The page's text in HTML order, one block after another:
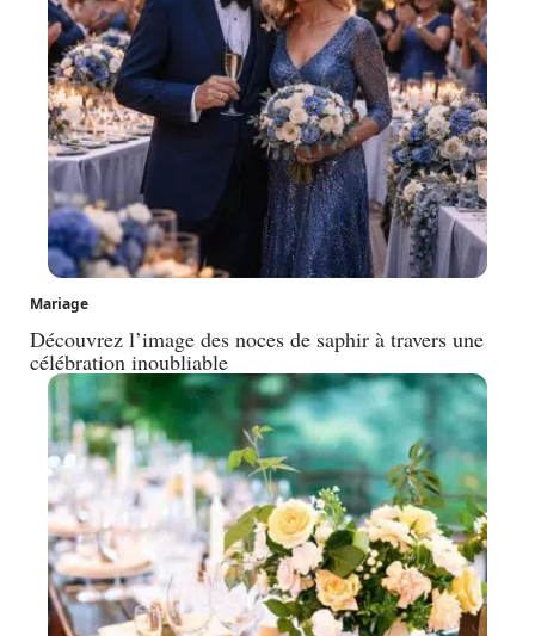
Mariage
Découvrez l’image des noces de saphir à travers une
célébration inoubliable